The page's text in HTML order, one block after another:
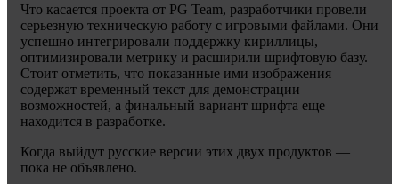
Что касается проекта от PG Team, разработчики провели
серьезную техническую работу с игровыми файлами. Они
успешно интегрировали поддержку кириллицы,
оптимизировали метрику и расширили шрифтовую базу.
Стоит отметить, что показанные ими изображения
содержат временный текст для демонстрации
возможностей, а финальный вариант шрифта еще
находится в разработке.
Когда выйдут русские версии этих двух продуктов —
пока не объявлено.